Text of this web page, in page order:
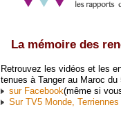
La mémoire des
Retrouvez les vidéos et les
tenues à Tanger au Maroc
sur Facebook(même si
Sur TV5 Monde, Terriennes